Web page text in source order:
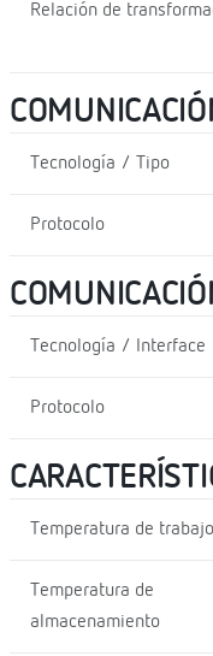
Relación de
Tecnología / Tipo
Protocolo
Tecnología / Interface
Protocolo
Temperatura de trabajo
Temperatura de
almacenamiento